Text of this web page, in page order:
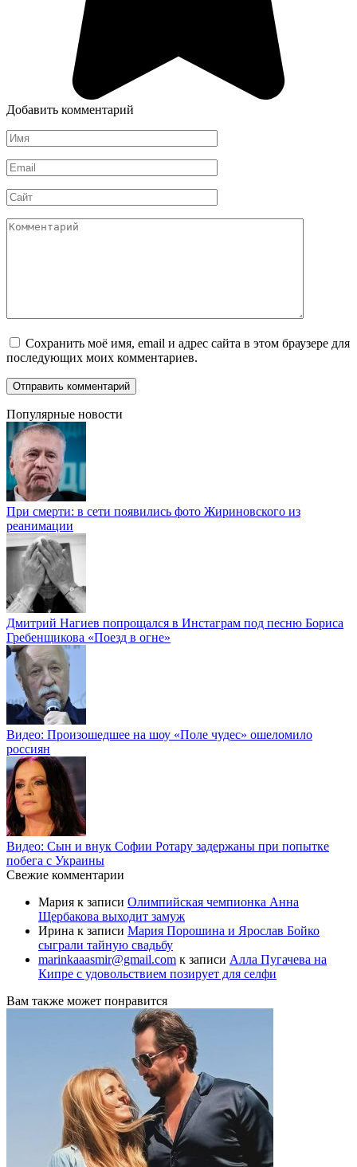
Добавить комментарий
Имя
*
Email
*
Сайт
Комментарий
Сохранить моё имя, email и адрес сайта в этом браузере для
последующих моих комментариев.
Популярные новости
При смерти: в сети появились фото Жириновского из
реанимации
Дмитрий Нагиев попрощался в Инстаграм под песню Бориса
Гребенщикова «Поезд в огне»
Видео: Произошедшее на шоу «Поле чудес» ошеломило
россиян
Видео: Сын и внук Софии Ротару задержаны при попытке
побега с Украины
Свежие комментарии
Мария к записи Олимпийская чемпионка Анна
Щербакова выходит замуж
Ирина к записи Мария Порошина и Ярослав Бойко
сыграли тайную свадьбу
marinkaaasmir@gmail.com к записи Алла Пугачева на
Кипре с удовольствием позирует для селфи
Вам также может понравится